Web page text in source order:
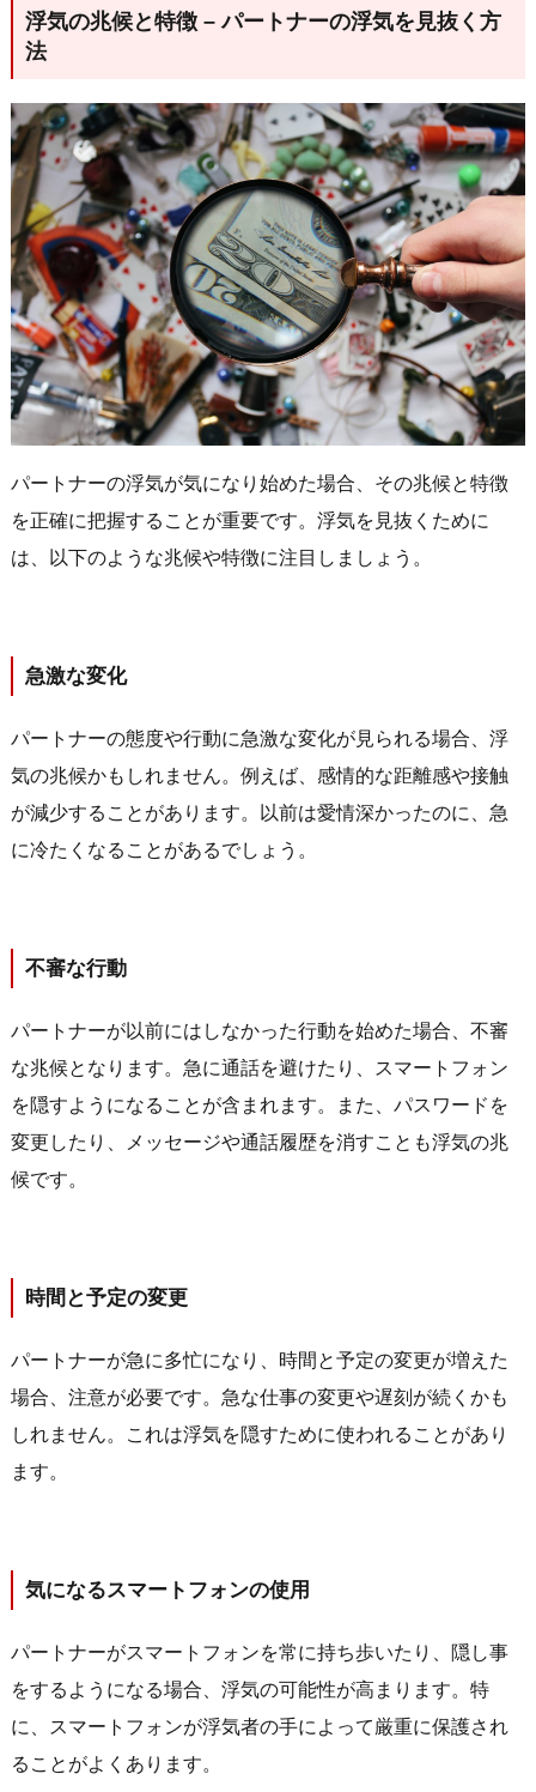
浮気の兆候と特徴 – パートナーの浮気を見抜く方
法
パートナーの浮気が気になり始めた場合、その兆候と特徴
を正確に把握することが重要です。浮気を見抜くために
は、以下のような兆候や特徴に注目しましょう。
急激な変化
パートナーの態度や行動に急激な変化が見られる場合、浮
気の兆候かもしれません。例えば、感情的な距離感や接触
が減少することがあります。以前は愛情深かったのに、急
に冷たくなることがあるでしょう。
不審な行動
パートナーが以前にはしなかった行動を始めた場合、不審
な兆候となります。急に通話を避けたり、スマートフォン
を隠すようになることが含まれます。また、パスワードを
変更したり、メッセージや通話履歴を消すことも浮気の兆
候です。
時間と予定の変更
パートナーが急に多忙になり、時間と予定の変更が増えた
場合、注意が必要です。急な仕事の変更や遅刻が続くかも
しれません。これは浮気を隠すために使われることがあり
ます。
気になるスマートフォンの使用
パートナーがスマートフォンを常に持ち歩いたり、隠し事
をするようになる場合、浮気の可能性が高まります。特
に、スマートフォンが浮気者の手によって厳重に保護され
ることがよくあります。